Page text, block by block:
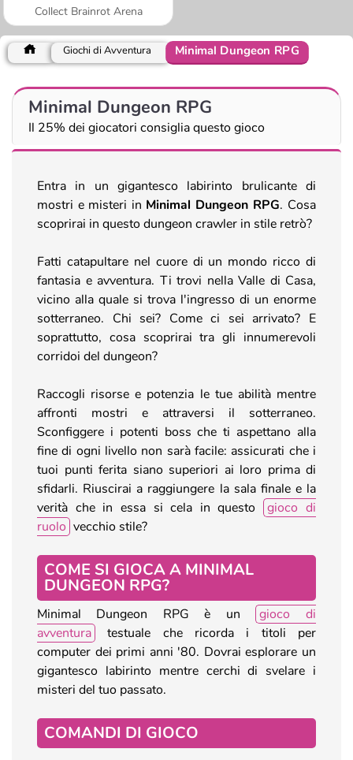
Collect Brainrot Arena
Giochi di Avventura Minimal Dungeon RPG
Minimal Dungeon RPG
Il 25% dei giocatori consiglia questo gioco
Entra in un gigantesco labirinto brulicante di
mostri e misteri in Minimal Dungeon RPG. Cosa
scoprirai in questo dungeon crawler in stile retrò?
Fatti catapultare nel cuore di un mondo ricco di
fantasia e avventura. Ti trovi nella Valle di Casa,
vicino alla quale si trova l'ingresso di un enorme
sotterraneo. Chi sei? Come ci sei arrivato? E
soprattutto, cosa scoprirai tra gli innumerevoli
corridoi del dungeon?
Raccogli risorse e potenzia le tue abilità mentre
affronti mostri e attraversi il sotterraneo.
Sconfiggere i potenti boss che ti aspettano alla
fine di ogni livello non sarà facile: assicurati che i
tuoi punti ferita siano superiori ai loro prima di
sfidarli. Riuscirai a raggiungere la sala finale e la
verità che in essa si cela in questo
gioco di
ruolo vecchio stile?
COME SI GIOCA A MINIMAL
DUNGEON RPG?
Minimal Dungeon RPG è un
gioco di
avventura
testuale che ricorda i titoli per
computer dei primi anni '80. Dovrai esplorare un
gigantesco labirinto mentre cerchi di svelare i
misteri del tuo passato.
COMANDI DI GIOCO